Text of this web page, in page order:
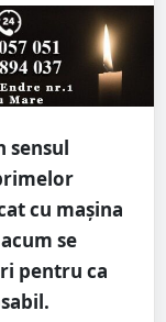
sensul
cu mașina
se
pentru ca